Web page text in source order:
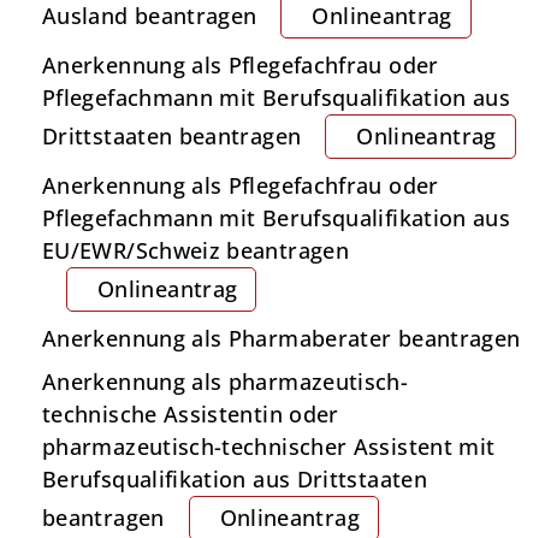
Ausland beantragen
Onlineantrag
Anerkennung als Pflegefachfrau oder
Pflegefachmann mit Berufsqualifikation aus
Drittstaaten beantragen
Onlineantrag
Anerkennung als Pflegefachfrau oder
Pflegefachmann mit Berufsqualifikation aus
EU/EWR/Schweiz beantragen
Onlineantrag
Anerkennung als Pharmaberater beantragen
Anerkennung als pharmazeutisch-
technische Assistentin oder
pharmazeutisch-technischer Assistent mit
Berufsqualifikation aus Drittstaaten
beantragen
Onlineantrag